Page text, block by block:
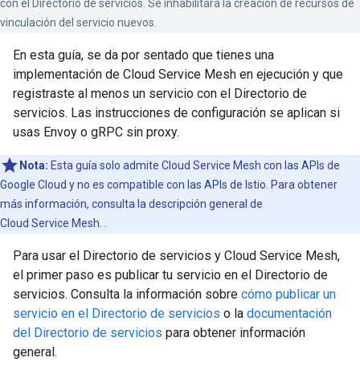
con el Directorio de servicios. Se inhabilitará la creación de recursos de
vinculación del servicio nuevos.
En esta guía, se da por sentado que tienes una
implementación de Cloud Service Mesh en ejecución y que
registraste al menos un servicio con el Directorio de
servicios. Las instrucciones de configuración se aplican si
usas Envoy o gRPC sin proxy.
Nota: Esta guía solo admite Cloud Service Mesh con las APIs de
Google Cloud y no es compatible con las APIs de Istio. Para obtener
más información, consulta la descripción general de
Cloud Service Mesh.
Para usar el Directorio de servicios y Cloud Service Mesh,
el primer paso es publicar tu servicio en el Directorio de
servicios. Consulta la información sobre cómo publicar un
servicio en el Directorio de servicios o la documentación
del Directorio de servicios para obtener información
general.